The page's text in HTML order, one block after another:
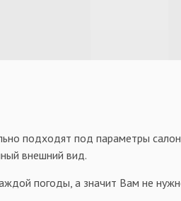
подходят под параметры
внешний вид.
погоды, а значит Вам не